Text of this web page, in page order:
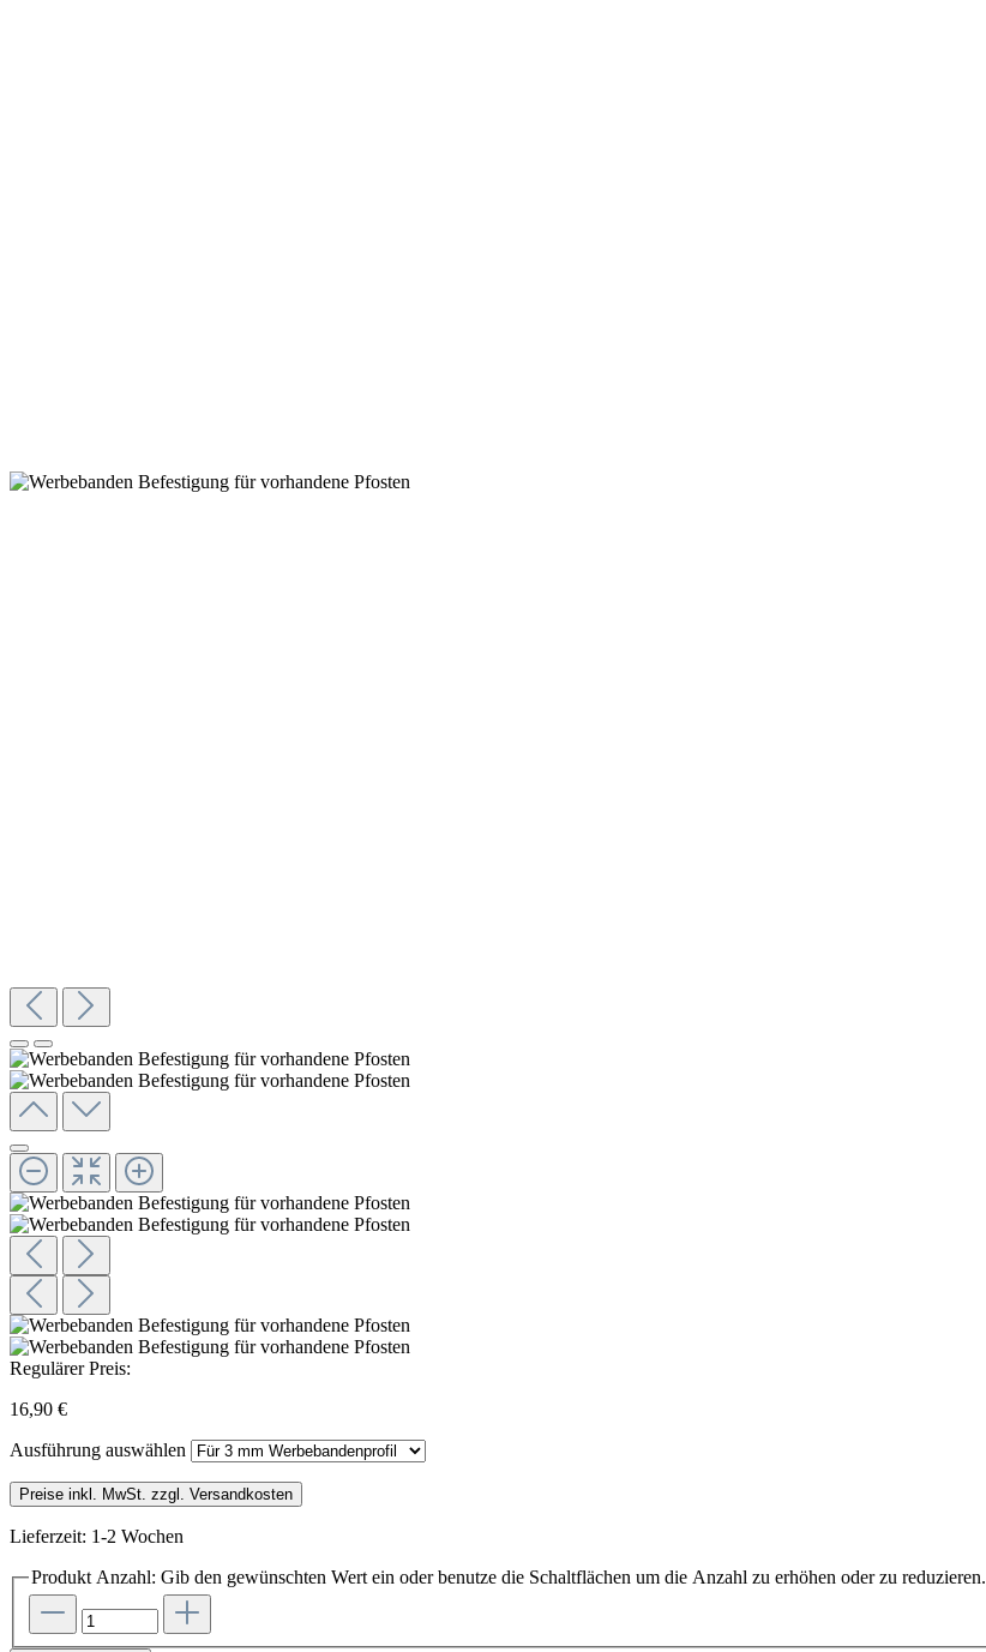
Regulärer Preis:
16,90 €
Ausführung auswählen
Preise inkl. MwSt. zzgl. Versandkosten
Lieferzeit: 1-2 Wochen
Produkt Anzahl: Gib den gewünschten Wert ein oder benutze die Schaltflächen um die Anzahl zu erhöhen oder zu reduzieren.